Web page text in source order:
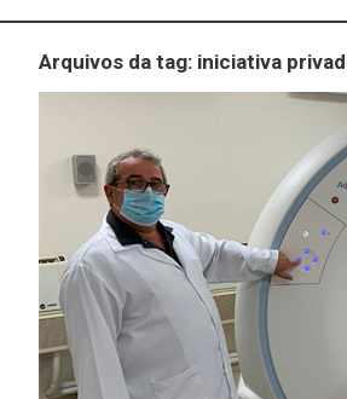
Arquivos da tag: iniciativa